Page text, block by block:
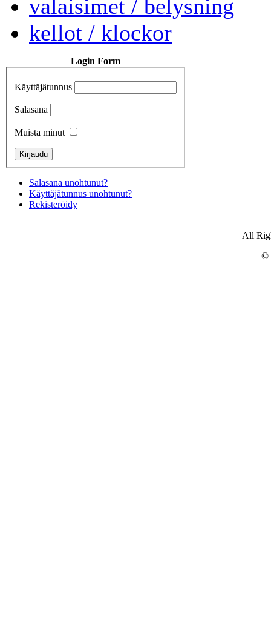
valaisimet / belysning
kellot / klockor
Login Form
Käyttäjätunnus
Salasana
Muista minut
Salasana unohtunut?
Käyttäjätunnus unohtunut?
Rekisteröidy
All
©